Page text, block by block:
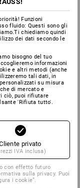
Funzioni
fluido: Questi sono gli
chiediamo quindi
dei dati secondo le
bisogno del tuo
informazioni
e altri metodi (anche
tali dati, in
su misura
di mercato e
ciò, puoi rifiutare
'Rifiuta tutto'.
privato
IVA inclusa)
con effetto futuro
sulla privacy. Puoi
i cookie”.